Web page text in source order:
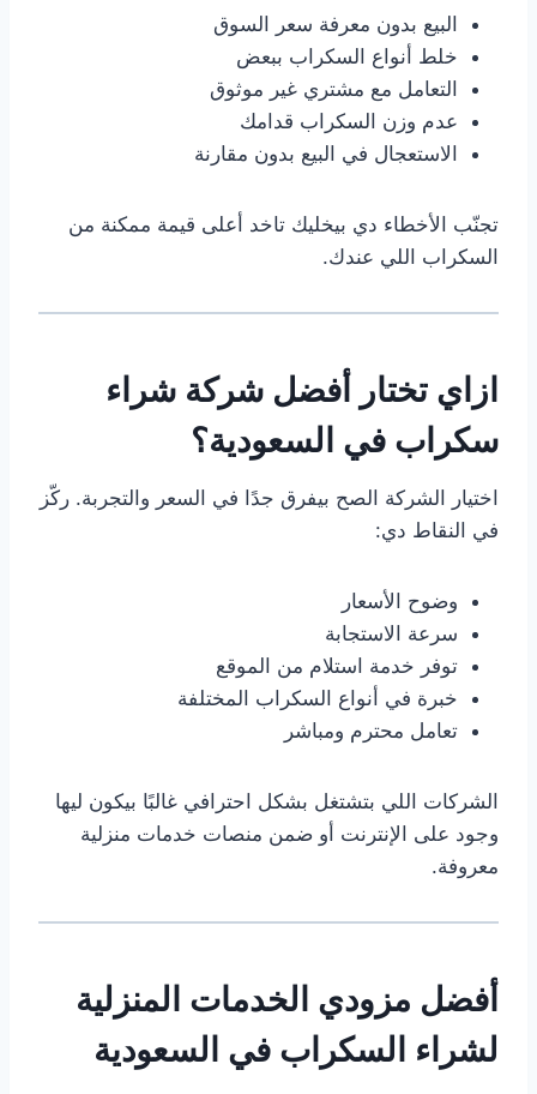
البيع بدون معرفة سعر السوق
خلط أنواع السكراب ببعض
التعامل مع مشتري غير موثوق
عدم وزن السكراب قدامك
الاستعجال في البيع بدون مقارنة
تجنّب الأخطاء دي بيخليك تاخد أعلى قيمة ممكنة من
السكراب اللي عندك.
ازاي تختار أفضل شركة شراء
سكراب في السعودية؟
اختيار الشركة الصح بيفرق جدًا في السعر والتجربة. ركّز
في النقاط دي:
وضوح الأسعار
سرعة الاستجابة
توفر خدمة استلام من الموقع
خبرة في أنواع السكراب المختلفة
تعامل محترم ومباشر
الشركات اللي بتشتغل بشكل احترافي غالبًا بيكون ليها
وجود على الإنترنت أو ضمن منصات خدمات منزلية
معروفة.
أفضل مزودي الخدمات المنزلية
لشراء السكراب في السعودية